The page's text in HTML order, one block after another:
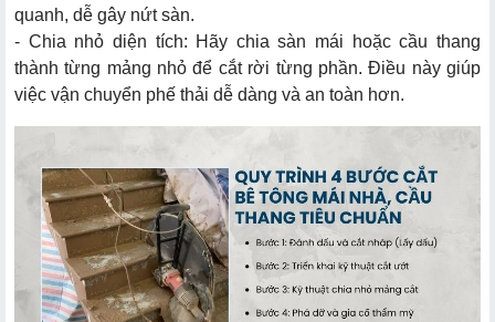
quanh, dễ gây nứt sàn.
- Chia nhỏ diện tích: Hãy chia sàn mái hoặc cầu thang
thành từng mảng nhỏ để cắt rời từng phần. Điều này giúp
việc vận chuyển phế thải dễ dàng và an toàn hơn.